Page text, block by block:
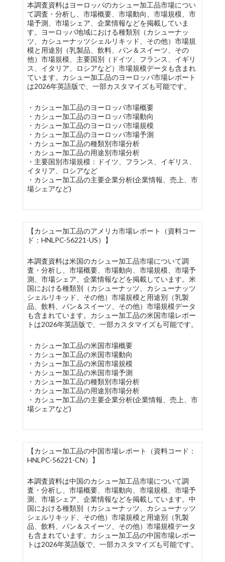
本調査資料はヨーロッパのカシュー加工品市場につい
て調査・分析し、市場概要、市場動向、市場規模、市
場予測、市場シェア、企業情報などを掲載していま
す。ヨーロッパ地域における種類別（カシューナッ
ツ、カシューナッツシェルリキッド、その他）市場規
模と用途別（乳製品、飲料、パン＆スイーツ、その
他）市場規模、主要国別（ドイツ、フランス、イギリ
ス、イタリア、ロシアなど）市場規模データも含まれ
ています。カシュー加工品のヨーロッパ市場レポート
は2026年英語版で、一部カスタマイズも可能です。
・カシュー加工品のヨーロッパ市場概要
・カシュー加工品のヨーロッパ市場動向
・カシュー加工品のヨーロッパ市場規模
・カシュー加工品のヨーロッパ市場予測
・カシュー加工品の種類別市場分析
・カシュー加工品の用途別市場分析
・主要国別市場規模：ドイツ、フランス、イギリス、
イタリア、ロシアなど
・カシュー加工品の主要企業分析(企業情報、売上、市
場シェアなど)
【カシュー加工品のアメリカ市場レポート（資料コー
ド：HNLPC-56221-US）】
本調査資料は米国のカシュー加工品市場について調
査・分析し、市場概要、市場動向、市場規模、市場予
測、市場シェア、企業情報などを掲載しています。米
国における種類別（カシューナッツ、カシューナッツ
シェルリキッド、その他）市場規模と用途別（乳製
品、飲料、パン＆スイーツ、その他）市場規模データ
も含まれています。カシュー加工品の米国市場レポー
トは2026年英語版で、一部カスタマイズも可能です。
・カシュー加工品の米国市場概要
・カシュー加工品の米国市場動向
・カシュー加工品の米国市場規模
・カシュー加工品の米国市場予測
・カシュー加工品の種類別市場分析
・カシュー加工品の用途別市場分析
・カシュー加工品の主要企業分析(企業情報、売上、市
場シェアなど)
【カシュー加工品の中国市場レポート（資料コード：
HNLPC-56221-CN）】
本調査資料は中国のカシュー加工品市場について調
査・分析し、市場概要、市場動向、市場規模、市場予
測、市場シェア、企業情報などを掲載しています。中
国における種類別（カシューナッツ、カシューナッツ
シェルリキッド、その他）市場規模と用途別（乳製
品、飲料、パン＆スイーツ、その他）市場規模データ
も含まれています。カシュー加工品の中国市場レポー
トは2026年英語版で、一部カスタマイズも可能です。